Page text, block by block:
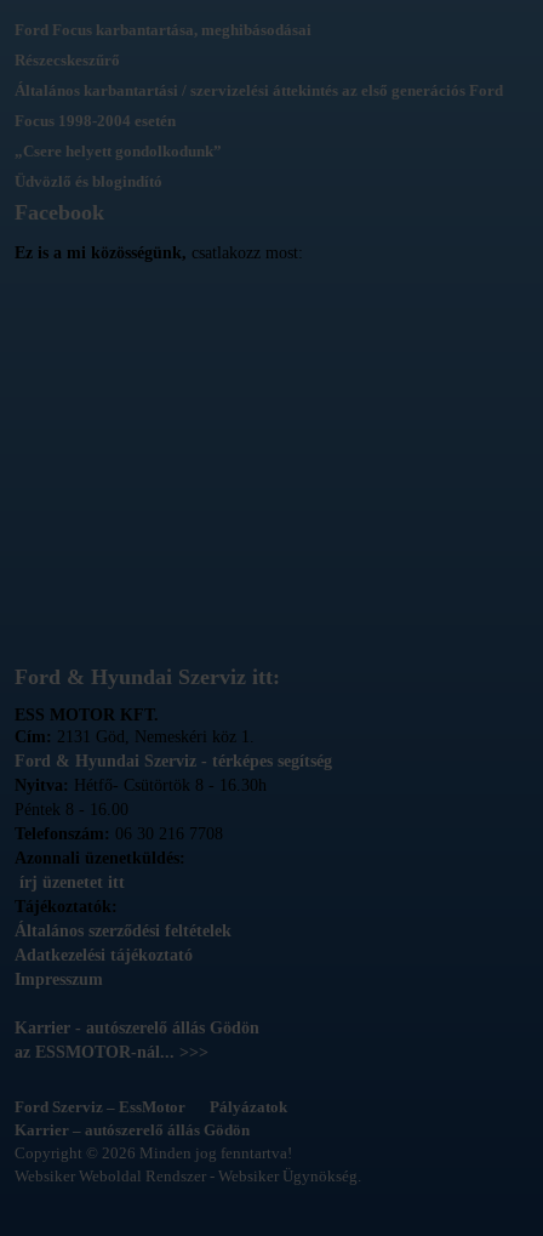
Ford Focus karbantartása, meghibásodásai
Részecskeszűrő
Általános karbantartási / szervizelési áttekintés az első generációs Ford
Focus 1998-2004 esetén
„Csere helyett gondolkodunk”
Üdvözlő és blogindító
Facebook
Ez is a mi közösségünk, csatlakozz most:
Ford & Hyundai Szerviz itt:
ESS MOTOR KFT.
Cím: 2131 Göd, Nemeskéri köz 1.
Ford & Hyundai Szerviz - térképes segítség
Nyitva: Hétfő- Csütörtök 8 - 16.30h
Péntek 8 - 16.00
Telefonszám: 06 30 216 7708
Azonnali üzenetküldés:
írj üzenetet itt
Tájékoztatók:
Általános szerződési feltételek
Adatkezelési tájékoztató
Impresszum
Karrier - autószerelő állás Gödön
az ESSMOTOR-nál... >>>
Ford Szerviz – EssMotor
Pályázatok
Karrier – autószerelő állás Gödön
Copyright © 2026 Minden jog fenntartva!
Websiker Weboldal Rendszer - Websiker Ügynökség.